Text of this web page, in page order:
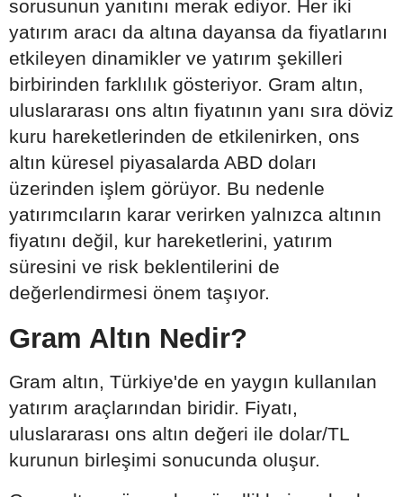
sorusunun yanıtını merak ediyor. Her iki
yatırım aracı da altına dayansa da fiyatlarını
etkileyen dinamikler ve yatırım şekilleri
birbirinden farklılık gösteriyor. Gram altın,
uluslararası ons altın fiyatının yanı sıra döviz
kuru hareketlerinden de etkilenirken, ons
altın küresel piyasalarda ABD doları
üzerinden işlem görüyor. Bu nedenle
yatırımcıların karar verirken yalnızca altının
fiyatını değil, kur hareketlerini, yatırım
süresini ve risk beklentilerini de
değerlendirmesi önem taşıyor.
Gram Altın Nedir?
Gram altın, Türkiye'de en yaygın kullanılan
yatırım araçlarından biridir. Fiyatı,
uluslararası ons altın değeri ile dolar/TL
kurunun birleşimi sonucunda oluşur.